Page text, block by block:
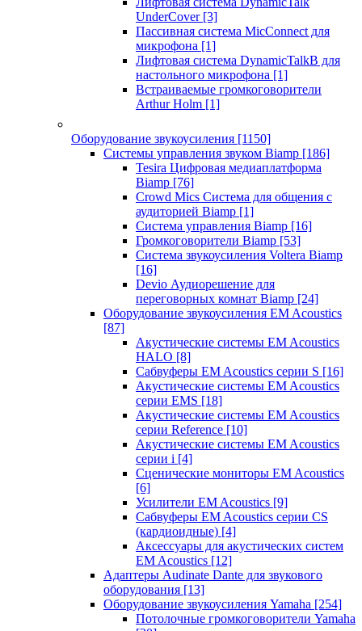
UnderCover [3]
Пассивная система MicConnect для
микрофона [1]
Лифтовая система DynamicTalkB для
настольного микрофона [1]
Встраиваемые громкоговорители
Arthur Holm [1]
Оборудование звукоусиления [1150]
Системы управления звуком Biamp [186]
Tesira Цифровая медиаплатформа
Biamp [76]
Crowd Mics Система для общения с
аудиторией Biamp [1]
Система управления Biamp [16]
Громкоговорители Biamp [53]
Система звукоусиления Voltera Biamp
[16]
Devio Аудиорешение для
переговорных комнат Biamp [24]
Оборудование звукоусиления EM Acoustics
[87]
Акустические системы EM Acoustics
HALO [8]
Сабвуферы EM Acoustics серии S [16]
Акустические системы EM Acoustics
серии EMS [18]
Акустические системы EM Acoustics
серии Reference [10]
Акустические системы EM Acoustics
серии i [4]
Сценические мониторы EM Acoustics
[6]
Усилители EM Acoustics [9]
Сабвуферы EM Acoustics серии CS
(кардиоидные) [4]
Аксессуары для акустических систем
EM Acoustics [12]
Адаптеры Audinate Dante для звукового
оборудования [13]
Оборудование звукоусиления Yamaha [254]
Потолочные громкоговорители Yamaha